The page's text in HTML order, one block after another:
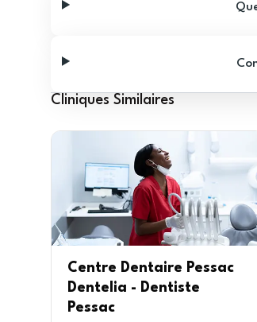
Cliniques Similaires
Centre Dentaire Pessac
Dentelia - Dentiste
Pessac